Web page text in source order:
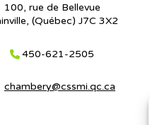
100, rue de Bellevue
(Québec) J7C 3X2
450-621-2505
chambery@cssmi.qc.ca